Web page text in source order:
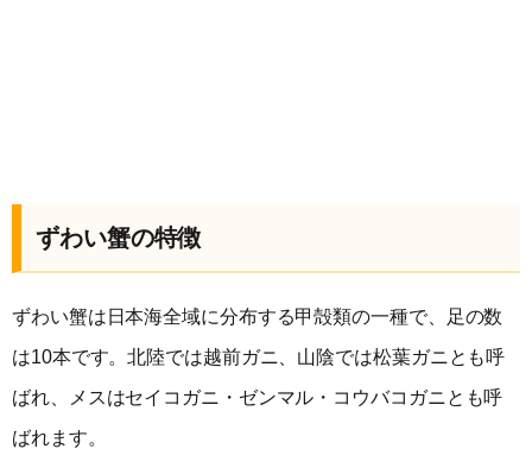
ずわい蟹の特徴
ずわい蟹は日本海全域に分布する甲殻類の一種で、足の数
は10本です。北陸では越前ガニ、山陰では松葉ガニとも呼
ばれ、メスはセイコガニ・ゼンマル・コウバコガニとも呼
ばれます。